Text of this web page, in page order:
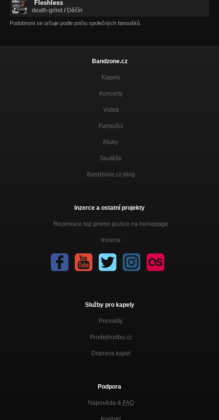
Fleshless
death-grind / Děčín
Podobnost se určuje podle počtu společných fanoušků.
Bandzone.cz
Kapely
Koncerty
Videa
Fanoušci
Kluby
Soutěže
Bandzone.cz blog
Inzerce a ostatní projekty
Rezervace top promo pozice na homepage
Inzerce
Služby pro kapely
Presskity
Prodejhudbu.cz
Doprava kapel
Podpora
Nápověda & FAQ